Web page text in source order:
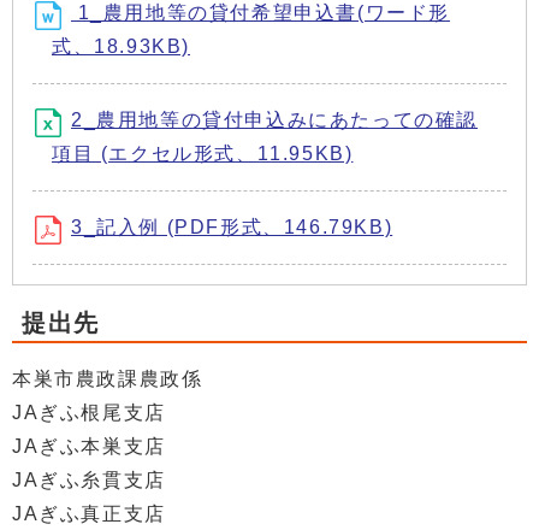
1_農用地等の貸付希望申込書(ワード形
式、18.93KB)
2_農用地等の貸付申込みにあたっての確認
項目 (エクセル形式、11.95KB)
3_記入例 (PDF形式、146.79KB)
提出先
本巣市農政課農政係
JAぎふ根尾支店
JAぎふ本巣支店
JAぎふ糸貫支店
JAぎふ真正支店